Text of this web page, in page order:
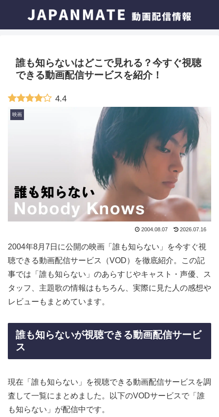
誰も知らないはどこで見れる？今すぐ視聴
できる動画配信サービスを紹介！
4.4
映画
2004.08.07 2026.07.16
2004年8月7日に公開の映画「誰も知らない」を今すぐ視
聴できる動画配信サービス（VOD）を徹底紹介。この記
事では「誰も知らない」のあらすじやキャスト・声優、ス
タッフ、主題歌の情報はもちろん、実際に見た人の感想や
レビューもまとめています。
誰も知らないが視聴できる動画配信サービ
ス
現在「誰も知らない」を視聴できる動画配信サービスを調
査して一覧にまとめました。以下のVODサービスで「誰
も知らない」が配信中です。